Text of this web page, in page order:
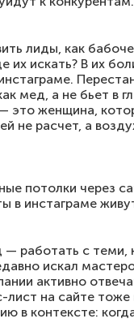
лиды, как
искать? В их
мед, а не бьет в
это женщина,
не расчет, а
потолки через
в инстаграме
работать с теми,
искал
активно
лист на сайте
в контексте: